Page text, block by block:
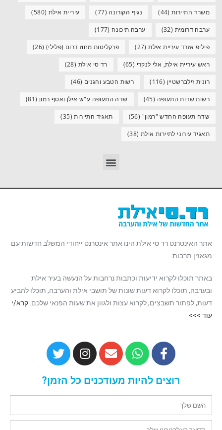
משרד התיירות(44) נגיף הקורונה (77) עיריית אילת (580)
ערבה דרומית (32) ערבה תיכונה (177)
פיליפ אזרד עיריית אילת(27) פרקליטות מחוז דרום (פלילי) (26)
ראש עיריית אילת, אלי לנקרי (65) רד סי אילת (28)
רונית זילברשטיין (116) רשות הטבע והגנים (46)
רשות שדות התעופה (45) שדה התעופה ע"ש אילן ואסף רמון (81)
שדה תעופה החדש "רמון" (56) תאגיד התיירות(35)
תאגיד עירוני לתיירות אילת (38)
אתר האינטרנט רד סי אילת הינו אתר אינטרנט ייחודי המשלב חדשות עם
מגאזין תרבות.
באתר תוכלו לקרוא ידיעות וכתבות נרחבות על הנעשה בעיר אילת
ובערבה, תוכלו לקרוא דעות שונות של תושבי אילת והערבה, תוכלו להביע
דעות, לפתור תשבצים, לקרוא עצות ולגוון את שעות הפנאי שלכם. קרא/י
עוד >>>
רוצים להיות מעודכנים כל הזמן?